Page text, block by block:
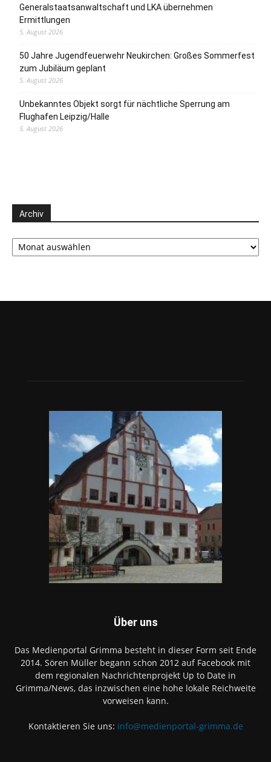
Generalstaatsanwaltschaft und LKA übernehmen
Ermittlungen
5. August 2026
50 Jahre Jugendfeuerwehr Neukirchen: Großes Sommerfest
zum Jubiläum geplant
5. August 2026
Unbekanntes Objekt sorgt für nächtliche Sperrung am
Flughafen Leipzig/Halle
5. August 2026
Archiv
Archiv
Über uns
Das Medienportal Grimma besteht in dieser Form seit Ende
2014. Sören Müller begann schon 2012 auf Facebook mit
dem regionalen Nachrichtenprojekt Up to Date in
Grimma/News, das inzwischen eine hohe lokale Reichweite
vorweisen kann.
Kontaktieren Sie uns: info@medienportal-grimma.de